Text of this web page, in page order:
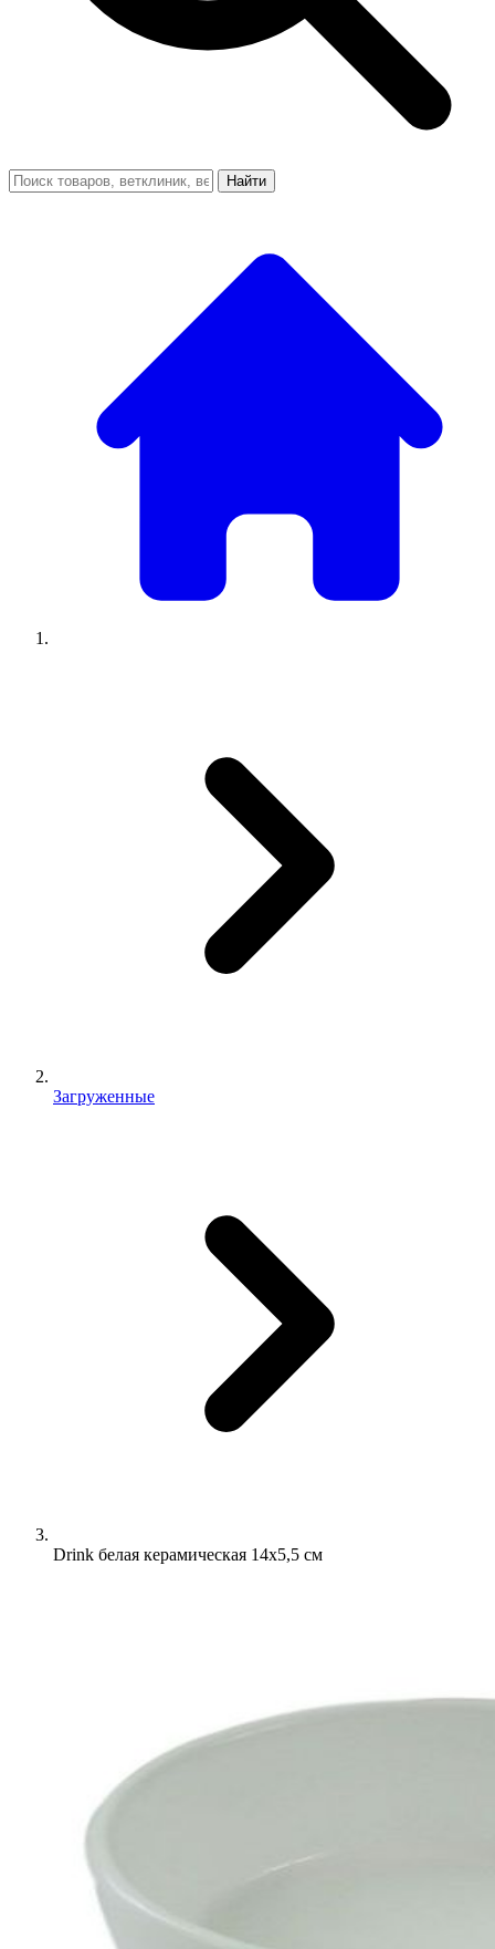
Найти
Загруженные
Drink белая керамическая 14х5,5 см